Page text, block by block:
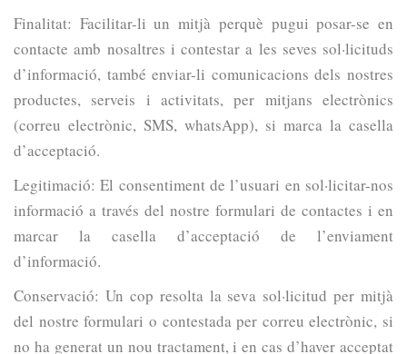
Finalitat: Facilitar-li un mitjà perquè pugui posar-se en
contacte amb nosaltres i contestar a les seves sol·licituds
d’informació, també enviar-li comunicacions dels nostres
productes, serveis i activitats, per mitjans electrònics
(correu electrònic, SMS, whatsApp), si marca la casella
d’acceptació.
Legitimació: El consentiment de l’usuari en sol·licitar-nos
informació a través del nostre formulari de contactes i en
marcar la casella d’acceptació de l’enviament
d’informació.
Conservació: Un cop resolta la seva sol·licitud per mitjà
del nostre formulari o contestada per correu electrònic, si
no ha generat un nou tractament, i en cas d’haver acceptat